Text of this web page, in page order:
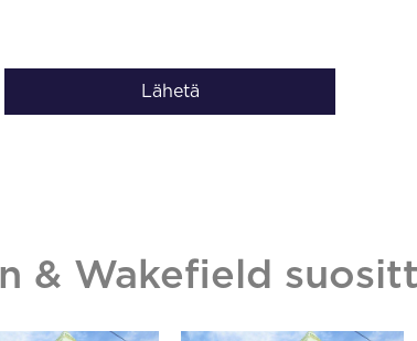
Lähetä
& Wakefield